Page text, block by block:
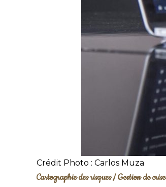
Crédit Photo : Carlos Muza
Cartographie des risques / Gestion de crise